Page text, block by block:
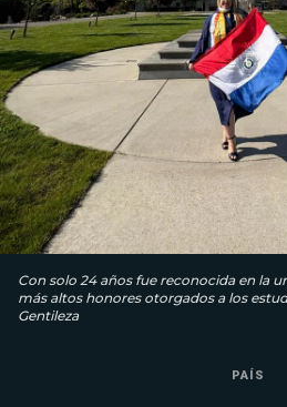
Con solo 24 años fue reconocida en la
más altos honores otorgados a los
Gentileza
PAÍS